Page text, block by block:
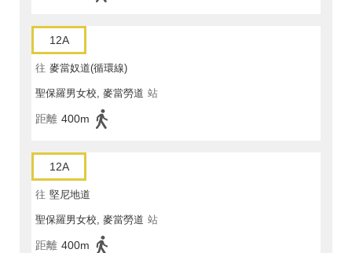
12A
往 麥當奴道(循環線)
聖保羅男女校, 麥當勞道 站
距離 400m
12A
往 堅尼地道
聖保羅男女校, 麥當勞道 站
距離 400m